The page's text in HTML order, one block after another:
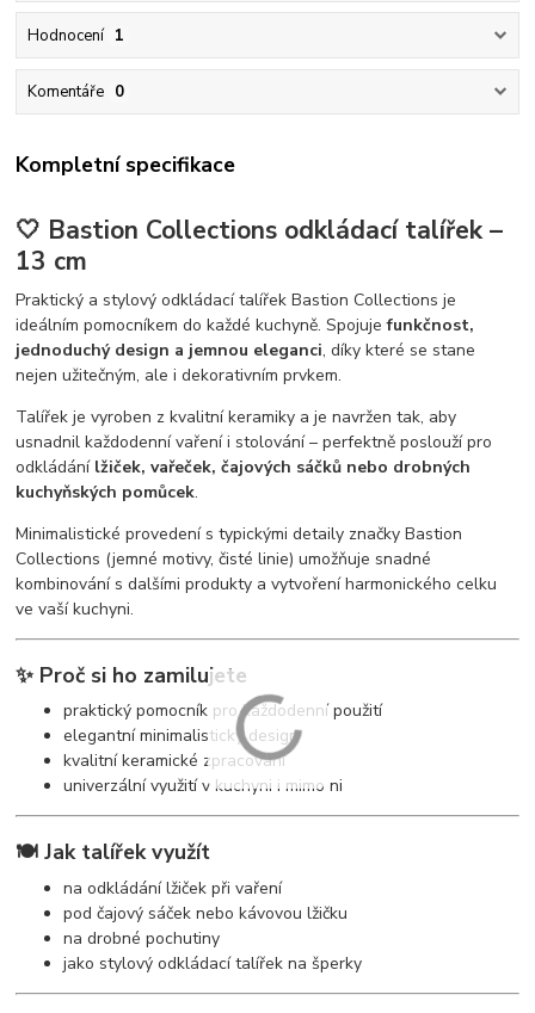
Hodnocení 1
Komentáře 0
Kompletní specifikace
🤍 Bastion Collections odkládací talířek –
13 cm
Praktický a stylový odkládací talířek Bastion Collections je
ideálním pomocníkem do každé kuchyně. Spojujefunkčnost,
jednoduchý design a jemnou eleganci, díky které se stane
nejen užitečným, ale i dekorativním prvkem.
Talířek je vyroben z kvalitní keramiky a je navržen tak, aby
usnadnil každodenní vaření i stolování – perfektně poslouží pro
odkládání lžiček, vařeček, čajových sáčků nebo drobných
kuchyňských pomůcek.
Minimalistické provedení s typickými detaily značky Bastion
Collections (jemné motivy, čisté linie) umožňuje snadné
kombinování s dalšími produkty a vytvoření harmonického celku
ve vaší kuchyni.
✨ Proč si ho zamilujete
praktický pomocník pro každodenní použití
elegantní minimalistický design
kvalitní keramické zpracování
univerzální využití v kuchyni i mimo ni
🍽️ Jak talířek využít
na odkládání lžiček při vaření
pod čajový sáček nebo kávovou lžičku
na drobné pochutiny
jako stylový odkládací talířek na šperky